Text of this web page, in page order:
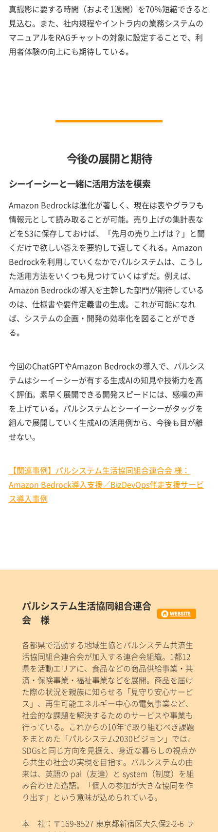
真撮影に要する時間（およそ1週間）を70％短縮できると
見込む。また、社内規程やイントラ内の業務システムの
マニュアルをRAGチャットの対象に設定することで、利
用者体験の向上にも期待している。
今後の展開と期待
シーイーシーと一緒に活用方法を模索
Amazon Bedrockは進化が著しく、現在は表やグラフも
情報元として読み取ることが可能。売り上げの集計表な
どをS3に保存しておけば、「先月の売り上げは？」と聞
くだけで欲しい答えを要約して返してくれる。Amazon
Bedrockを利用していくなかでパルシステムは、こうし
た活用方法をいくつも見つけていくはずだ。例えば、
Amazon Bedrockの導入を主幹した部門が期待している
のは、仕様書や要件定義書の生成。これが可能になれ
ば、システムの企画・開発の効率化を図ることができ
る。
今回のChatGPTやAmazon Bedrockの導入で、パルシス
テムはシーイーシーが有する生成AIの知見や技術力を高
く評価。素早く展開できる開発スピードには、感嘆の声
を上げている。パルシステムとシーイーシーがタッグを
組んで展開していく生成AIの活用例から、今後も目が離
せない。
【関連事例】パルシステム生活協同組合連合会 様：
Amazon Bedrock導入支援／BizDevOps伴走支援サービ
ス導入事例
パルシステム生活協同組合連合
会 様
各都県で活動する地域生協とパルシステム共済生
活協同組合連合会が加入する連合会組織。1都12
県を活動エリアに、食品などの商品供給事業・共
済・保険事業・福祉事業などを展開。商品を届け
た際の状況を親族に知らせる「見守り安心サービ
ス」、再生可能エネルギー中心の電気事業など、
社会的な課題を解決するためのサービスや事業も
行っている。これからの10年で取り組むべき課題
をまとめた「パルシステム2030ビジョン」では、
SDGsと同じ方向を見据え、身近な暮らしの視点か
ら共生の社会の実現を目指す。パルシステムの由
来は、英語の pal（友達）と system（制度）を組
み合わせた造語。「個人の参加が大きな協同を作
り出す」という意味が込められている。
本 社：〒169-8527 東京都新宿区大久保2-2-6 ラ